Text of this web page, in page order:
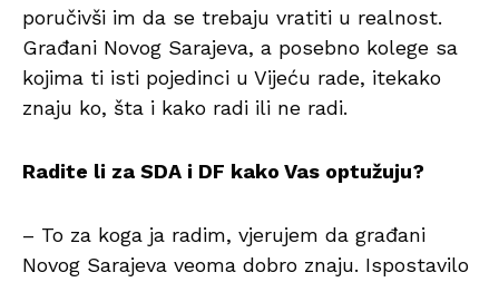
poručivši im da se trebaju vratiti u realnost.
Građani Novog Sarajeva, a posebno kolege sa
kojima ti isti pojedinci u Vijeću rade, itekako
znaju ko, šta i kako radi ili ne radi.
Radite li za SDA i DF kako Vas optužuju?
– To za koga ja radim, vjerujem da građani
Novog Sarajeva veoma dobro znaju. Ispostavilo